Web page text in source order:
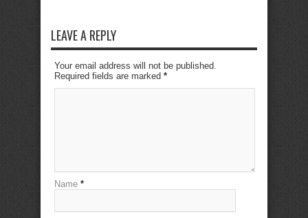
LEAVE A REPLY
Your email address will not be published.
Required fields are marked *
Name *